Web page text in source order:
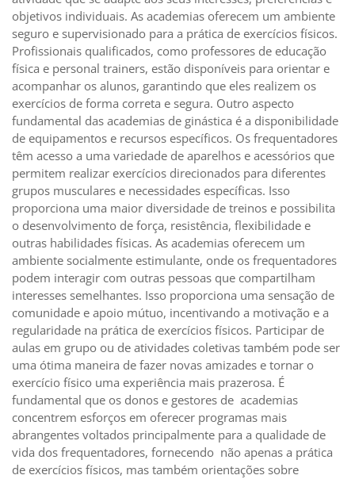
objetivos individuais. As academias oferecem um ambiente
seguro e supervisionado para a prática de exercícios físicos.
Profissionais qualificados, como professores de educação
física e personal trainers, estão disponíveis para orientar e
acompanhar os alunos, garantindo que eles realizem os
exercícios de forma correta e segura. Outro aspecto
fundamental das academias de ginástica é a disponibilidade
de equipamentos e recursos específicos. Os frequentadores
têm acesso a uma variedade de aparelhos e acessórios que
permitem realizar exercícios direcionados para diferentes
grupos musculares e necessidades específicas. Isso
proporciona uma maior diversidade de treinos e possibilita
o desenvolvimento de força, resistência, flexibilidade e
outras habilidades físicas. As academias oferecem um
ambiente socialmente estimulante, onde os frequentadores
podem interagir com outras pessoas que compartilham
interesses semelhantes. Isso proporciona uma sensação de
comunidade e apoio mútuo, incentivando a motivação e a
regularidade na prática de exercícios físicos. Participar de
aulas em grupo ou de atividades coletivas também pode ser
uma ótima maneira de fazer novas amizades e tornar o
exercício físico uma experiência mais prazerosa. É
fundamental que os donos e gestores de academias
concentrem esforços em oferecer programas mais
abrangentes voltados principalmente para a qualidade de
vida dos frequentadores, fornecendo não apenas a prática
de exercícios físicos, mas também orientações sobre